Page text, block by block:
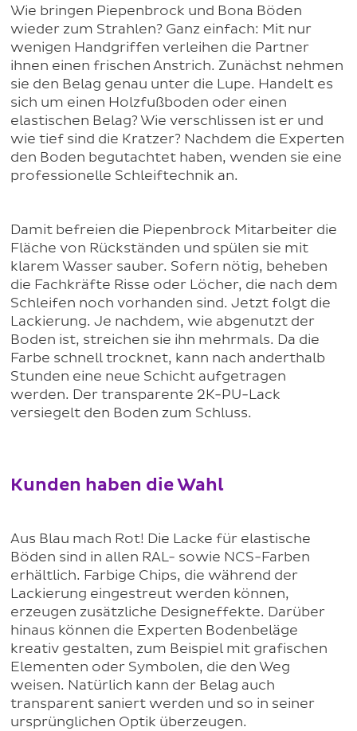
Wie bringen Piepenbrock und Bona Böden
wieder zum Strahlen? Ganz einfach: Mit nur
wenigen Handgriffen verleihen die Partner
ihnen einen frischen Anstrich. Zunächst nehmen
sie den Belag genau unter die Lupe. Handelt es
sich um einen Holzfußboden oder einen
elastischen Belag? Wie verschlissen ist er und
wie tief sind die Kratzer? Nachdem die Experten
den Boden begutachtet haben, wenden sie eine
professionelle Schleiftechnik an.
Damit befreien die Piepenbrock Mitarbeiter die
Fläche von Rückständen und spülen sie mit
klarem Wasser sauber. Sofern nötig, beheben
die Fachkräfte Risse oder Löcher, die nach dem
Schleifen noch vorhanden sind. Jetzt folgt die
Lackierung. Je nachdem, wie abgenutzt der
Boden ist, streichen sie ihn mehrmals. Da die
Farbe schnell trocknet, kann nach anderthalb
Stunden eine neue Schicht aufgetragen
werden. Der transparente 2K-PU-Lack
versiegelt den Boden zum Schluss.
Kunden haben die Wahl
Aus Blau mach Rot! Die Lacke für elastische
Böden sind in allen RAL- sowie NCS-Farben
erhältlich. Farbige Chips, die während der
Lackierung eingestreut werden können,
erzeugen zusätzliche Designeffekte. Darüber
hinaus können die Experten Bodenbeläge
kreativ gestalten, zum Beispiel mit grafischen
Elementen oder Symbolen, die den Weg
weisen. Natürlich kann der Belag auch
transparent saniert werden und so in seiner
ursprünglichen Optik überzeugen.